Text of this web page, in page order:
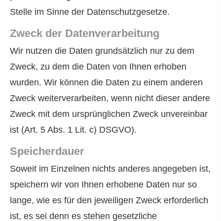
Stelle im Sinne der Datenschutzgesetze.
Zweck der Datenverarbeitung
Wir nutzen die Daten grundsätzlich nur zu dem
Zweck, zu dem die Daten von Ihnen erhoben
wurden. Wir können die Daten zu einem anderen
Zweck weiterverarbeiten, wenn nicht dieser andere
Zweck mit dem ursprünglichen Zweck unvereinbar
ist (Art. 5 Abs. 1 Lit. c) DSGVO).
Speicherdauer
Soweit im Einzelnen nichts anderes angegeben ist,
speichern wir von Ihnen erhobene Daten nur so
lange, wie es für den jeweiligen Zweck erforderlich
ist, es sei denn es stehen gesetzliche